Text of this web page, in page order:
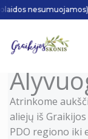
nesumuojamos)
Pereiti
prie
turinio
Atrinkome
aliejų iš
PDO regiono iki